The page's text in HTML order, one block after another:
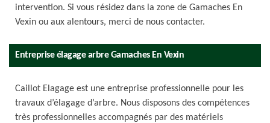
intervention. Si vous résidez dans la zone de Gamaches En
Vexin ou aux alentours, merci de nous contacter.
Entreprise élagage arbre Gamaches En Vexin
Caillot Elagage est une entreprise professionnelle pour les
travaux d’élagage d’arbre. Nous disposons des compétences
très professionnelles accompagnés par des matériels